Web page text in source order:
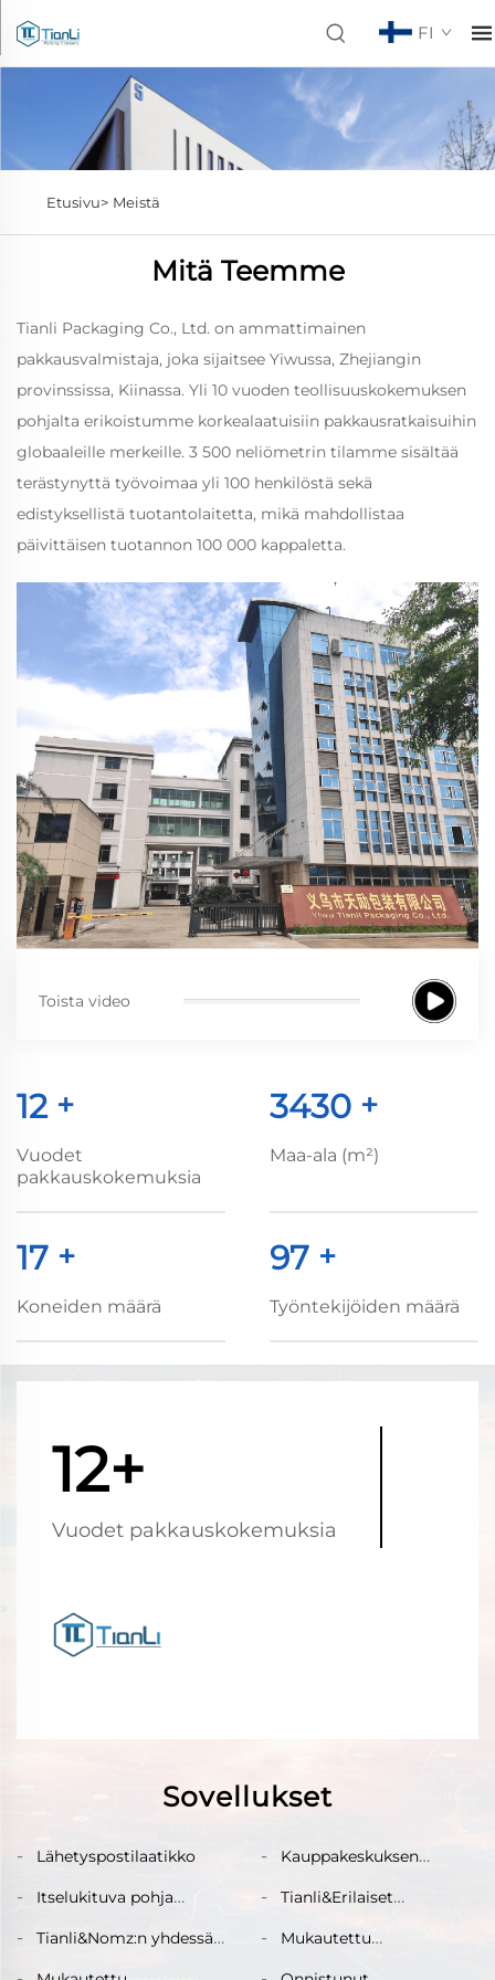
FI
Etusivu> Meistä
Mitä Teemme
Tianli Packaging Co., Ltd. on ammattimainen
pakkausvalmistaja, joka sijaitsee Yiwussa, Zhejiangin
provinssissa, Kiinassa. Yli 10 vuoden teollisuuskokemuksen
pohjalta erikoistumme korkealaatuisiin pakkausratkaisuihin
globaaleille merkeille. 3 500 neliömetrin tilamme sisältää
terästynyttä työvoimaa yli 100 henkilöstä sekä
edistyksellistä tuotantolaitetta, mikä mahdollistaa
päivittäisen tuotannon 100 000 kappaletta.
Toista video
12 +
Vuodet
pakkauskokemuksia
3500 +
Maa-ala (m²)
18 +
Koneiden määrä
100 +
Työntekijöiden määrä
12+
Vuodet pakkauskokemuksia
Sovellukset
Lähetyspostilaatikko
Kauppakeskuksen
esityslaatikko
Itselukituva pohja
Tianli&Erilaiset
Tianli&Nomz:n yhdessä
Mukautettu